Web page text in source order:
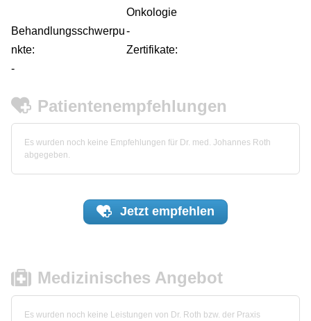
Onkologie
Behandlungsschwerpu
nkte:
-
Zertifikate:
-
Patientenempfehlungen
Es wurden noch keine Empfehlungen für Dr. med. Johannes Roth
abgegeben.
Jetzt empfehlen
Medizinisches Angebot
Es wurden noch keine Leistungen von Dr. Roth bzw. der Praxis